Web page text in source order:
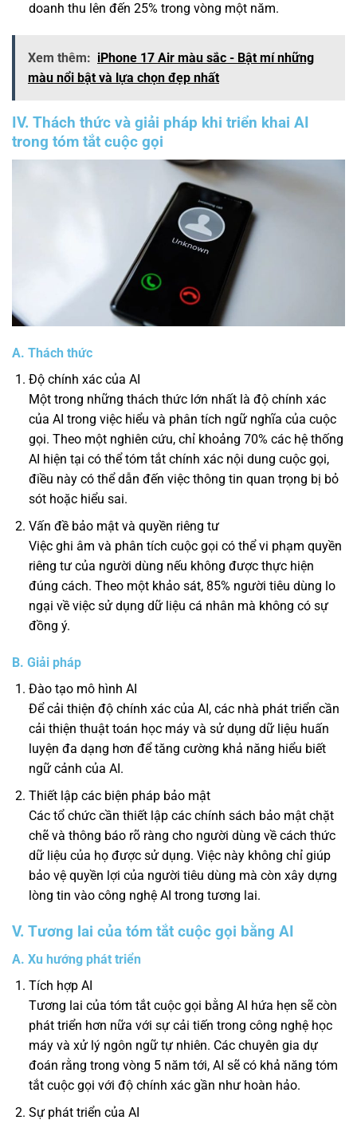
doanh thu lên đến 25% trong vòng một năm.
Xem thêm: iPhone 17 Air màu sắc - Bật mí những
màu nổi bật và lựa chọn đẹp nhất
IV. Thách thức và giải pháp khi triển khai AI
trong tóm tắt cuộc gọi
A. Thách thức
Độ chính xác của AI
Một trong những thách thức lớn nhất là độ chính xác
của AI trong việc hiểu và phân tích ngữ nghĩa của cuộc
gọi. Theo một nghiên cứu, chỉ khoảng 70% các hệ thống
AI hiện tại có thể tóm tắt chính xác nội dung cuộc gọi,
điều này có thể dẫn đến việc thông tin quan trọng bị bỏ
sót hoặc hiểu sai.
Vấn đề bảo mật và quyền riêng tư
Việc ghi âm và phân tích cuộc gọi có thể vi phạm quyền
riêng tư của người dùng nếu không được thực hiện
đúng cách. Theo một khảo sát, 85% người tiêu dùng lo
ngại về việc sử dụng dữ liệu cá nhân mà không có sự
đồng ý.
B. Giải pháp
Đào tạo mô hình AI
Để cải thiện độ chính xác của AI, các nhà phát triển cần
cải thiện thuật toán học máy và sử dụng dữ liệu huấn
luyện đa dạng hơn để tăng cường khả năng hiểu biết
ngữ cảnh của AI.
Thiết lập các biện pháp bảo mật
Các tổ chức cần thiết lập các chính sách bảo mật chặt
chẽ và thông báo rõ ràng cho người dùng về cách thức
dữ liệu của họ được sử dụng. Việc này không chỉ giúp
bảo vệ quyền lợi của người tiêu dùng mà còn xây dựng
lòng tin vào công nghệ AI trong tương lai.
V. Tương lai của tóm tắt cuộc gọi bằng AI
A. Xu hướng phát triển
Tích hợp AI
Tương lai của tóm tắt cuộc gọi bằng AI hứa hẹn sẽ còn
phát triển hơn nữa với sự cải tiến trong công nghệ học
máy và xử lý ngôn ngữ tự nhiên. Các chuyên gia dự
đoán rằng trong vòng 5 năm tới, AI sẽ có khả năng tóm
tắt cuộc gọi với độ chính xác gần như hoàn hảo.
Sự phát triển của AI